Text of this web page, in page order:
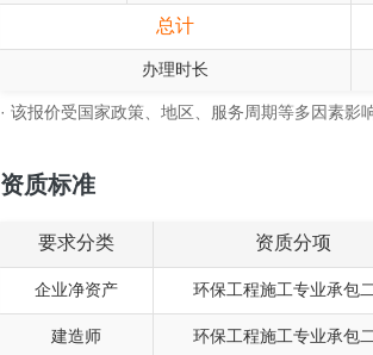
总计
办理时长
· 该报价受国家政策、地区、服务周期等多因素
资质标准
要求分类 资质分项
企业净资产 环保工程施工专业承包
建造师 环保工程施工专业承包